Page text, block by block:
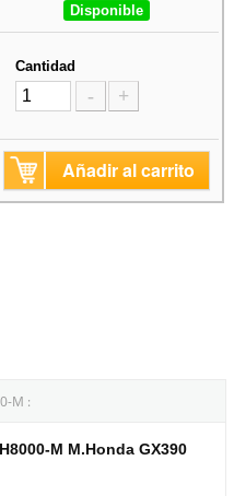
Disponible
Cantidad
- +
Añadir al carrito
M :
M M.Honda GX390